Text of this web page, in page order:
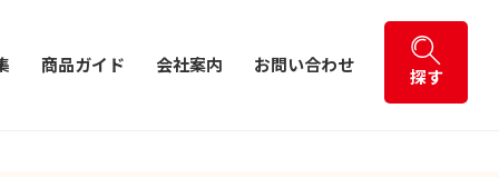
探す
商品ガイド 会社案内 お問い合わせ